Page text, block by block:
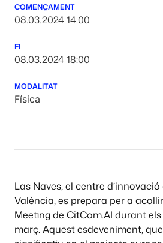
COMENÇAMENT
08.03.2024 14:00
FI
08.03.2024 18:00
MODALITAT
Física
Las Naves, el centre
València, es prepara per a
Meeting de CitCom.AI durant els
març. Aquest esdeveniment,